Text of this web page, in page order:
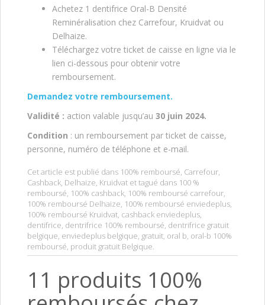
Achetez 1 dentifrice Oral-B Densité
Reminéralisation chez Carrefour, Kruidvat ou
Delhaize.
Téléchargez votre ticket de caisse en ligne via le
lien ci-dessous pour obtenir votre
remboursement.
Demandez votre remboursement.
Validité : action valable jusqu’au 30 juin 2024.
Condition : un remboursement par ticket de caisse,
personne, numéro de téléphone et e-mail.
Cet article est publié dans 100% remboursé, Carrefour,
Cashback, Delhaize, Kruidvat et tagué dans 100 %
remboursé, 100% cashback, 100% remboursé carrefour,
100% remboursé Delhaize, 100% remboursé enviedeplus,
100% remboursé Kruidvat, cashback enviedeplus,
dentifrice, dentrifrice 100% remboursé, dentrifrice gratuit
belgique, enviedeplus belgique, gratuit, oral b, oral-b 100%
remboursé, produit gratuit Belgique.
11 produits 100%